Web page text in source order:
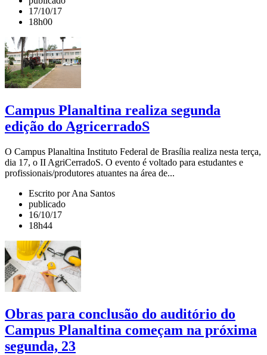
17/10/17
18h00
Campus Planaltina realiza segunda
edição do AgricerradoS
O Campus Planaltina Instituto Federal de Brasília realiza nesta terça,
dia 17, o II AgriCerradoS. O evento é voltado para estudantes e
profissionais/produtores atuantes na área de...
Escrito por Ana Santos
publicado
16/10/17
18h44
Obras para conclusão do auditório do
Campus Planaltina começam na próxima
segunda, 23